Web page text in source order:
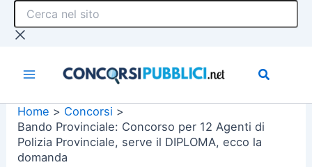
Cerca
sito
Home
Concorsi
Bando Provinciale: Concorso per 12 Agenti di
Polizia Provinciale, serve il DIPLOMA, ecco la
domanda